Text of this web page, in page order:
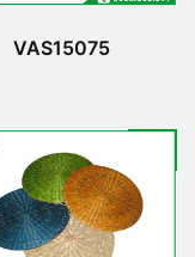
VAS15075